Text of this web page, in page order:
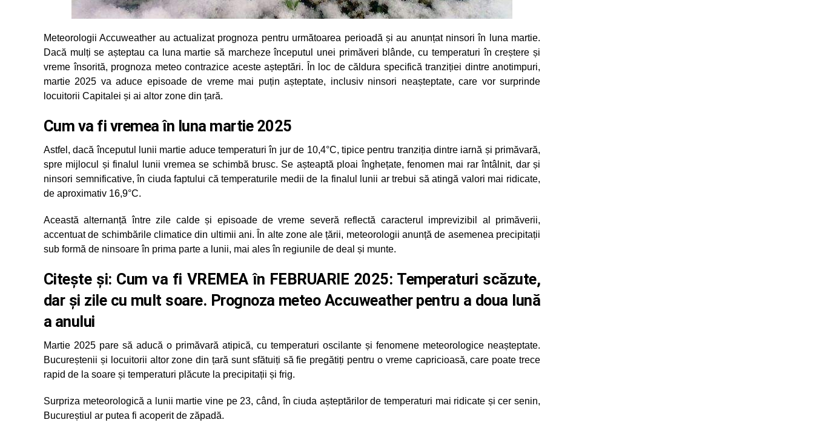
Meteorologii Accuweather au actualizat prognoza pentru următoarea perioadă și au anunțat ninsori în luna martie.
Dacă mulți se așteptau ca luna martie să marcheze începutul unei primăveri blânde, cu temperaturi în creștere și
vreme însorită, prognoza meteo contrazice aceste așteptări. În loc de căldura specifică tranziției dintre anotimpuri,
martie 2025 va aduce episoade de vreme mai puțin așteptate, inclusiv ninsori neașteptate, care vor surprinde
locuitorii Capitalei și ai altor zone din țară.
Cum va fi vremea în luna martie 2025
Astfel, dacă începutul lunii martie aduce temperaturi în jur de 10,4°C, tipice pentru tranziția dintre iarnă și primăvară,
spre mijlocul și finalul lunii vremea se schimbă brusc. Se așteaptă ploai înghețate, fenomen mai rar întâlnit, dar și
ninsori semnificative, în ciuda faptului că temperaturile medii de la finalul lunii ar trebui să atingă valori mai ridicate,
de aproximativ 16,9°C.
Această alternanță între zile calde și episoade de vreme severă reflectă caracterul imprevizibil al primăverii,
accentuat de schimbările climatice din ultimii ani. În alte zone ale țării, meteorologii anunță de asemenea precipitații
sub formă de ninsoare în prima parte a lunii, mai ales în regiunile de deal și munte.
Citește și: Cum va fi VREMEA în FEBRUARIE 2025: Temperaturi scăzute,
dar și zile cu mult soare. Prognoza meteo Accuweather pentru a doua lună
a anului
Martie 2025 pare să aducă o primăvară atipică, cu temperaturi oscilante și fenomene meteorologice neașteptate.
Bucureștenii și locuitorii altor zone din țară sunt sfătuiți să fie pregătiți pentru o vreme capricioasă, care poate trece
rapid de la soare și temperaturi plăcute la precipitații și frig.
Surpriza meteorologică a lunii martie vine pe 23, când, în ciuda așteptărilor de temperaturi mai ridicate și cer senin,
Bucureștiul ar putea fi acoperit de zăpadă.